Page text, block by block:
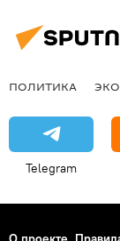
ПОЛИТИКА
Telegram